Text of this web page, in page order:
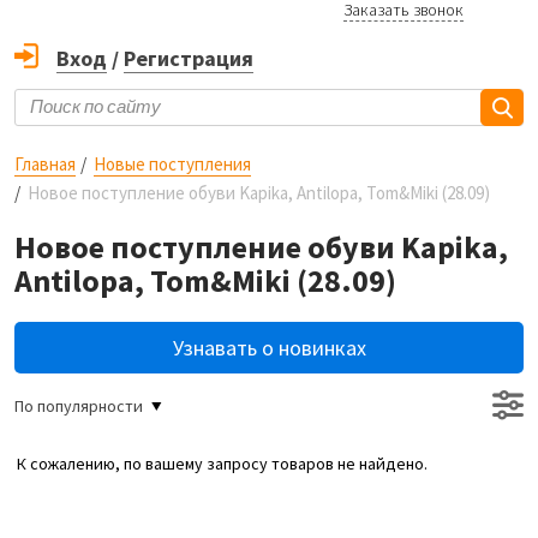
Заказать звонок
Вход / Регистрация
Главная
Новые поступления
Новое поступление обуви Kapika, Antilopa, Tom&Miki (28.09)
Новое поступление обуви Kapika,
Antilopa, Tom&Miki (28.09)
Узнавать о новинках
По популярности
К сожалению, по вашему запросу товаров не найдено.